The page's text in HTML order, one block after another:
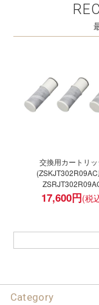
交換用カートリッ
(ZSKJT302R09AC
17,600円
Category